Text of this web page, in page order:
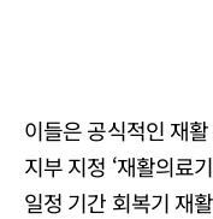
이들은 공식적인 재
지부 지정 ‘재활의료
일정 기간 회복기 재